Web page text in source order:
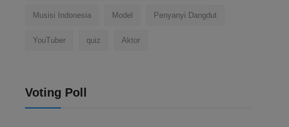
Musisi Indonesia Model Penyanyi Dangdut
YouTuber quiz Aktor
Voting Poll